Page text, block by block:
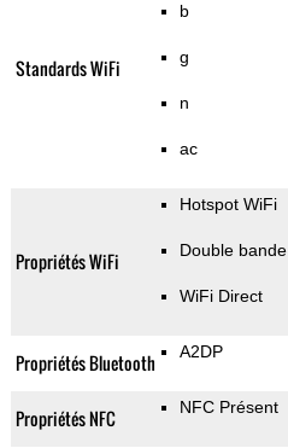
Standards WiFi
b
g
n
ac
Propriétés WiFi
Hotspot WiFi
Double bande
WiFi Direct
Propriétés Bluetooth A2DP
Propriétés NFC NFC Présent